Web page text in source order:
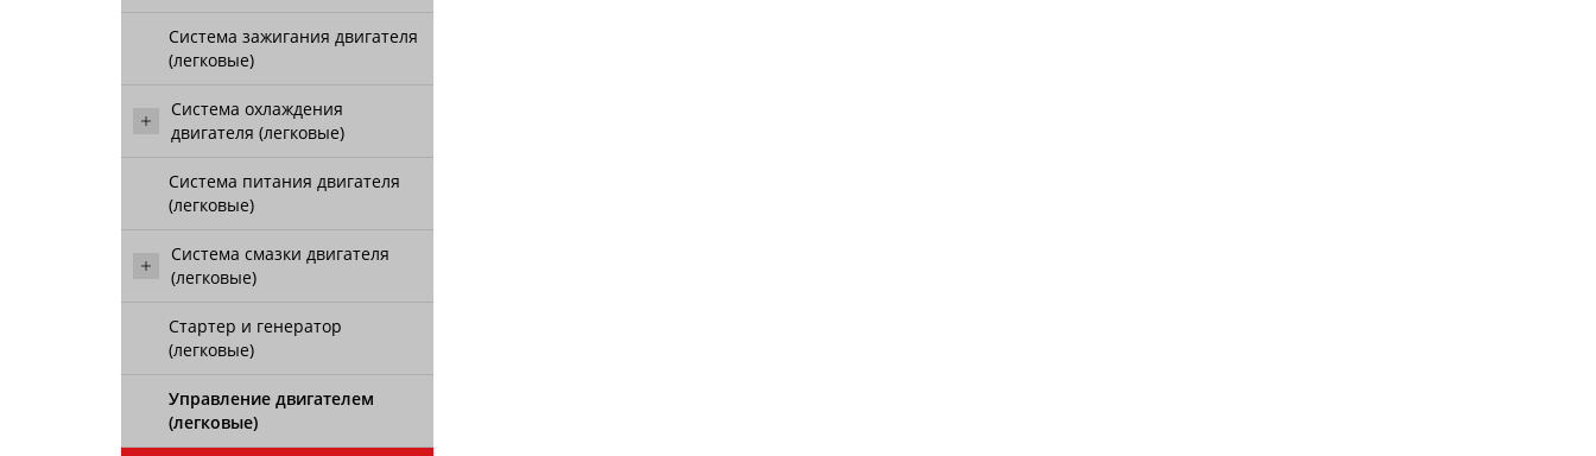
Система зажигания двигателя
(легковые)
Система охлаждения
двигателя (легковые)
Система питания двигателя
(легковые)
Система смазки двигателя
(легковые)
Стартер и генератор
(легковые)
Управление двигателем
(легковые)